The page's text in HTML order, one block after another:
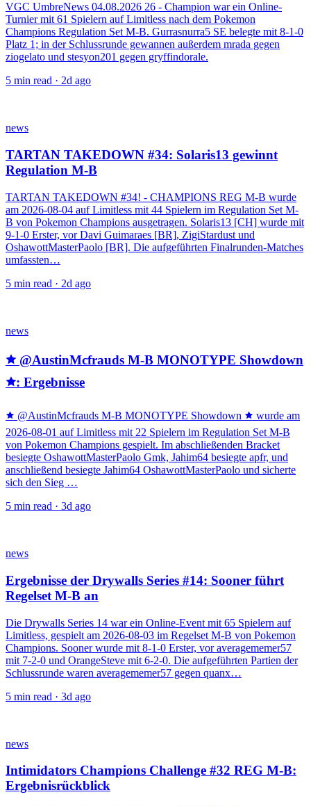
VGC UmbreNews 04.08.2026 26 - Champion war ein Online-
Turnier mit 61 Spielern auf Limitless nach dem Pokemon
Champions Regulation Set M-B. Gurrasnurra5 SE belegte mit 8-1-0
Platz 1; in der Schlussrunde gewannen außerdem mrada gegen
ziogelato und stesyon201 gegen gryffindorale.
5 min read · 2d ago
news
TARTAN TAKEDOWN #34: Solaris13 gewinnt
Regulation M-B
TARTAN TAKEDOWN #34! - CHAMPIONS REG M-B wurde
am 2026-08-04 auf Limitless mit 44 Spielern im Regulation Set M-
B von Pokemon Champions ausgetragen. Solaris13 [CH] wurde mit
9-1-0 Erster, vor Davi Guimaraes [BR], ZigiStardust und
OshawottMasterPaolo [BR]. Die aufgeführten Finalrunden-Matches
umfassten…
5 min read · 2d ago
news
🟊 @AustinMcfrauds M-B MONOTYPE Showdown
🟊: Ergebnisse
🟊 @AustinMcfrauds M-B MONOTYPE Showdown 🟊 wurde am
2026-08-01 auf Limitless mit 22 Spielern im Regulation Set M-B
von Pokemon Champions gespielt. Im abschließenden Bracket
besiegte OshawottMasterPaolo Gmk, Jahim64 besiegte apfr, und
anschließend besiegte Jahim64 OshawottMasterPaolo und sicherte
sich den Sieg …
5 min read · 3d ago
news
Ergebnisse der Drywalls Series #14: Sooner führt
Regelset M-B an
Die Drywalls Series 14 war ein Online-Event mit 65 Spielern auf
Limitless, gespielt am 2026-08-03 im Regelset M-B von Pokemon
Champions. Sooner wurde mit 8-1-0 Erster, vor averagememer57
mit 7-2-0 und OrangeSteve mit 6-2-0. Die aufgeführten Partien der
Schlussrunde waren averagememer57 gegen quanx…
5 min read · 3d ago
news
Intimidators Champions Challenge #32 REG M-B:
Ergebnisrückblick